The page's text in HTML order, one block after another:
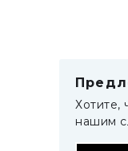
Хотите,
нашим